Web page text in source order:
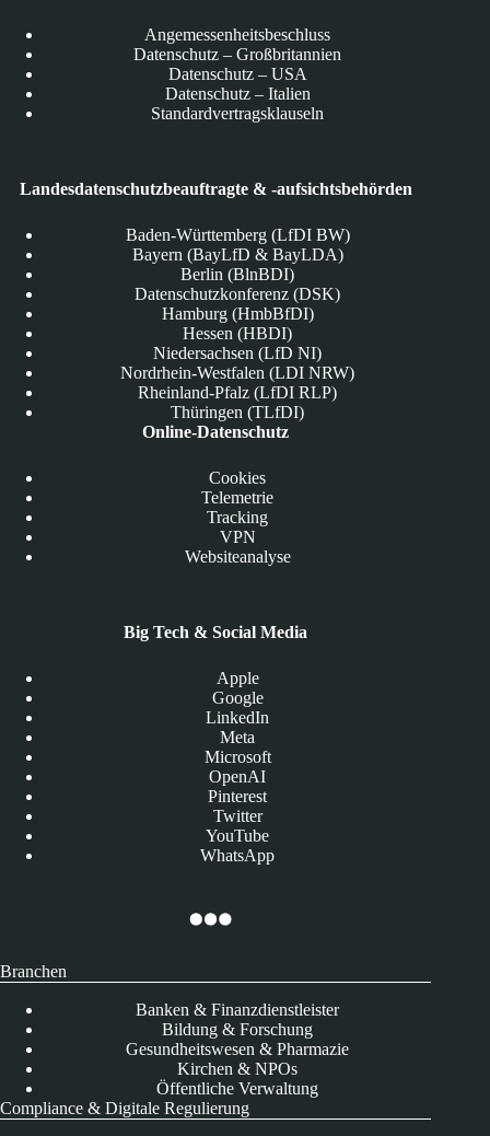
Angemessenheitsbeschluss
Datenschutz – Großbritannien
Datenschutz – USA
Datenschutz – Italien
Standardvertragsklauseln
Landesdatenschutzbeauftragte & -aufsichtsbehörden
Baden-Württemberg (LfDI BW)
Bayern (BayLfD & BayLDA)
Berlin (BlnBDI)
Datenschutzkonferenz (DSK)
Hamburg (HmbBfDI)
Hessen (HBDI)
Niedersachsen (LfD NI)
Nordrhein-Westfalen (LDI NRW)
Rheinland-Pfalz (LfDI RLP)
Thüringen (TLfDI)
Online-Datenschutz
Cookies
Telemetrie
Tracking
VPN
Websiteanalyse
Big Tech & Social Media
Apple
Google
LinkedIn
Meta
Microsoft
OpenAI
Pinterest
Twitter
YouTube
WhatsApp
Branchen
Banken & Finanzdienstleister
Bildung & Forschung
Gesundheitswesen & Pharmazie
Kirchen & NPOs
Öffentliche Verwaltung
Compliance & Digitale Regulierung